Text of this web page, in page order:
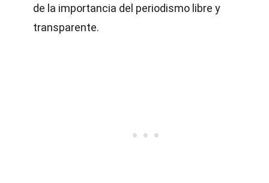
de la importancia del periodismo libre y
transparente.